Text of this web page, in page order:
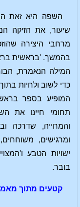
השפה היא זאת
שיעור, את הזיקה
מרחבי היצירה
בהמשך. 'בראשית
המילה הנאמרת,
כדי לשוב ולחיות
המופיע בספר
תחומי חיינו את
והמחייה, שדרכה
ומרגישים,
ישויות הטבע
בובר.
קטעים מתוך